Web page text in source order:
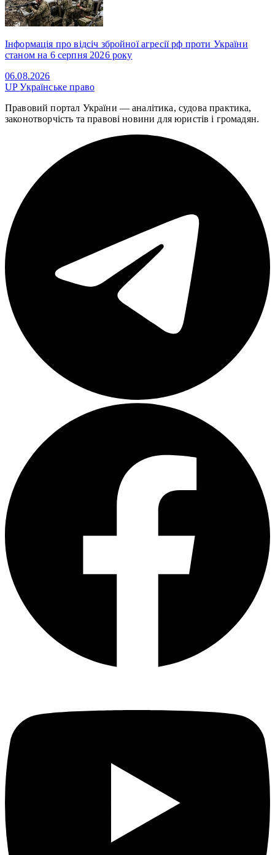
Інформація про відсіч збройної агресії рф проти України
станом на 6 серпня 2026 року
06.08.2026
UPУкраїнське право
Правовий портал України — аналітика, судова практика,
законотворчість та правові новини для юристів і громадян.